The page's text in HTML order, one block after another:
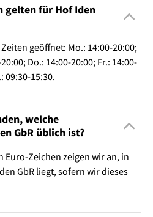
gelten für Hof Iden
geöffnet: Mo.: 14:00-20:00;
Do.: 14:00-20:00; Fr.: 14:00-
09:30-15:30.
welche
GbR üblich ist?
Euro-Zeichen zeigen wir an, in
GbR liegt, sofern wir dieses